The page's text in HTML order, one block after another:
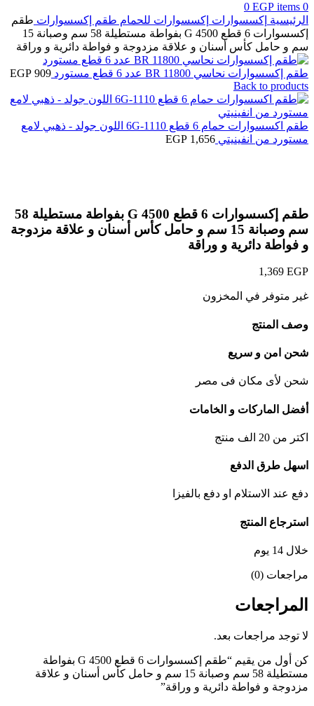
0
items
0 EGP
الرئيسية إكسسوارات إكسسوارات للحمام طقم إكسسوارات طقم
إكسسوارات 6 قطع G 4500 بفواطة مستطيلة 58 سم وصبانة 15
سم و حامل كأس أسنان و علاقة مزدوجة و فواطة دائرية و وراقة
طقم إكسسوارات نحاسي BR 11800 عدد 6 قطع مستورد 909
EGP
Back to products
طقم اكسسوارات حمام 6 قطع 1110-6G اللون جولد - ذهبي لامع
مستورد من انفينيتي 1,656
EGP
طقم إكسسوارات 6 قطع G 4500 بفواطة مستطيلة 58
سم وصبانة 15 سم و حامل كأس أسنان و علاقة مزدوجة
و فواطة دائرية و وراقة
1,369 EGP
غير متوفر في المخزون
وصف المنتج
شحن امن و سريع
شحن لأى مكان فى مصر
أفضل الماركات و الخامات
اكتر من 20 الف منتج
اسهل طرق الدفع
دفع عند الاستلام او دفع بالفيزا
استرجاع المنتج
خلال 14 يوم
مراجعات (0)
المراجعات
لا توجد مراجعات بعد.
كن أول من يقيم “طقم إكسسوارات 6 قطع G 4500 بفواطة
مستطيلة 58 سم وصبانة 15 سم و حامل كأس أسنان و علاقة
مزدوجة و فواطة دائرية و وراقة”